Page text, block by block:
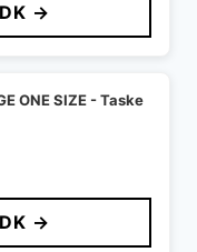
→
ONE SIZE - Taske
→